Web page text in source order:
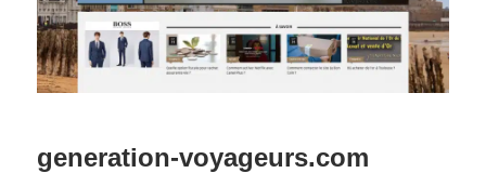
generation-voyageurs.com